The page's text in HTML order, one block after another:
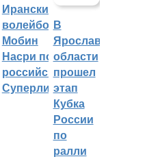
Иранский
волейболист
Мобин
Насри покинет
российскую
Суперлигу
В
Ярославской
области
прошел
этап
Кубка
России
по
ралли